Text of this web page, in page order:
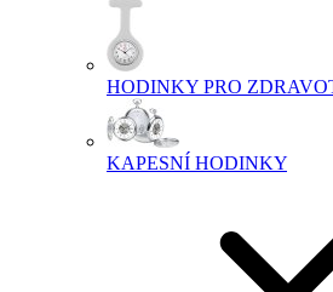
HODINKY PRO
KAPESNÍ HODINKY